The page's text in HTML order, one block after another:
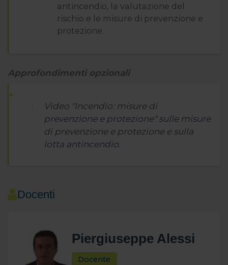
antincendio, la valutazione del
rischio e le misure di prevenzione e
protezione.
Approfondimenti opzionali
Video "Incendio: misure di
prevenzione e protezione" sulle misure
di prevenzione e protezione e sulla
lotta antincendio.
Docenti
Piergiuseppe Alessi
Docente